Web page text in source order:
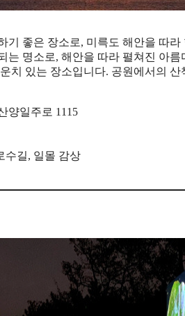
기 좋은 장소로, 미륵도 해안을 따
는 명소로, 해안을 따라 펼쳐진 아
치 있는 장소입니다. 공원에서의
양일주로 1115
수길, 일몰 감상